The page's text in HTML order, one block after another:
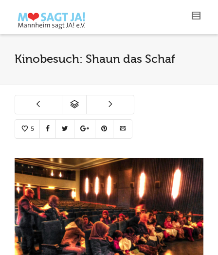
Kinobesuch: Shaun das Schaf
5